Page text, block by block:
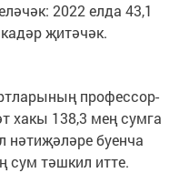
2022 елда 43,1
җитәчәк.
профессор-
хакы 138,3 мең сумга
нәтиҗәләре буенча
сум тәшкил итте.